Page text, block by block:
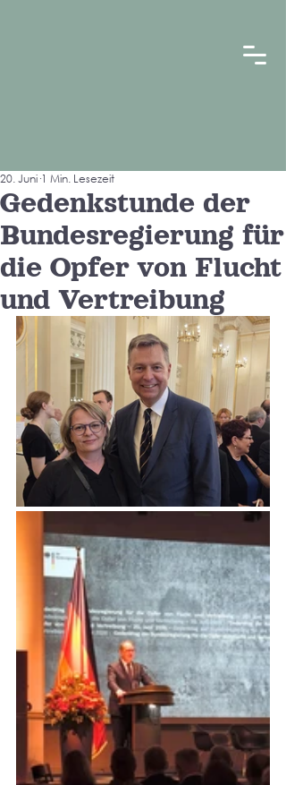
Gedenkstunde der
Bundesregierung für
die Opfer von Flucht
und Vertreibung
20. Juni 1 Min. Lesezeit